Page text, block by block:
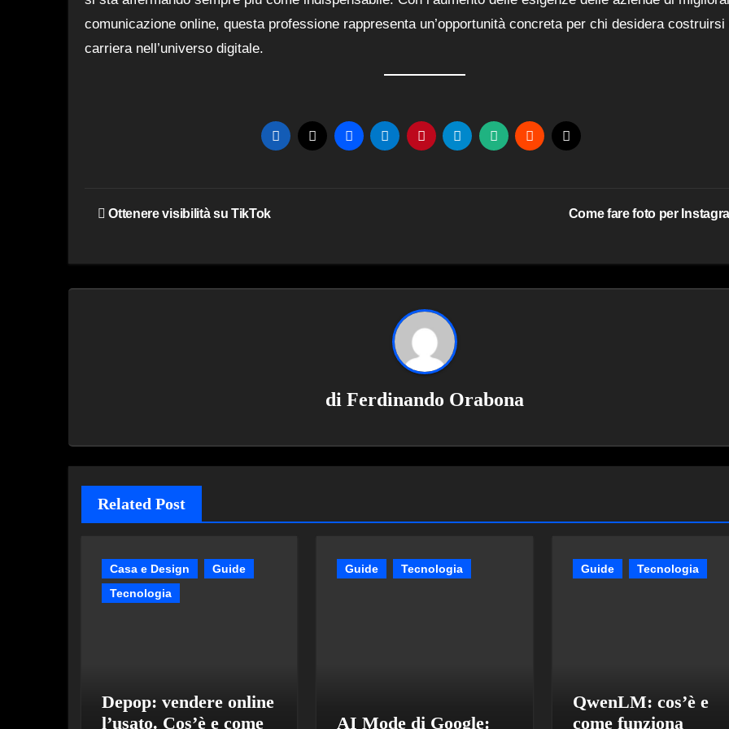
comunicazione online, questa professione rappresenta un’opportunità concreta per chi desidera costruirsi
carriera nell’universo digitale.
Navigazione
Ottenere visibilità su TikTok Come fare foto per
di Ferdinando Orabona
Related Post
Casa e Design
Guide
Tecnologia
Depop: vendere online
l’usato. Cos’è e come
Guide Tecnologia
AI Mode di Google:
Guide Tecnologia
QwenLM: cos’è e
come funziona